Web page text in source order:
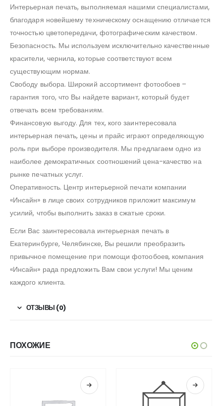
Интерьерная печать, выполняемая нашими специалистами,
благодаря новейшему техническому оснащению отличается
точностью цветопередачи, фотографическим качеством.
Безопасность. Мы используем исключительно качественные
красители, чернила, которые соответствуют всем
существующим нормам.
Свободу выбора. Широкий ассортимент фотообоев –
гарантия того, что Вы найдете вариант, который будет
отвечать всем требованиям.
Финансовую выгоду. Для тех, кого заинтересовала
интерьерная печать, цены и прайс играют определяющую
роль при выборе производителя. Мы предлагаем одно из
наиболее демократичных соотношений цена-качество на
рынке печатных услуг.
Оперативность. Центр интерьерной печати компании
«Инсайн» в лице своих сотрудников приложит максимум
усилий, чтобы выполнить заказ в сжатые сроки.
Если Вас заинтересовала интерьерная печать в
Екатеринбурге, Челябинске, Вы решили преобразить
привычное помещение при помощи фотообоев, компания
«Инсайн» рада предложить Вам свои услуги! Мы ценим
каждого клиента.
ОТЗЫВЫ (0)
ПОХОЖИЕ